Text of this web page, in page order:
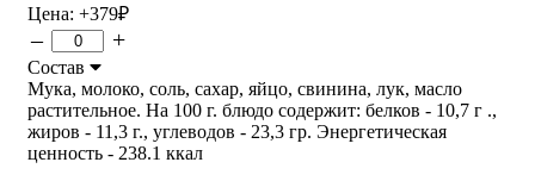
Цена: +379₽
– +
Состав
Мука, молоко, соль, сахар, яйцо, свинина, лук, масло
растительное. На 100 г. блюдо содержит: белков - 10,7 г .,
жиров - 11,3 г., углеводов - 23,3 гр. Энергетическая
ценность - 238.1 ккал